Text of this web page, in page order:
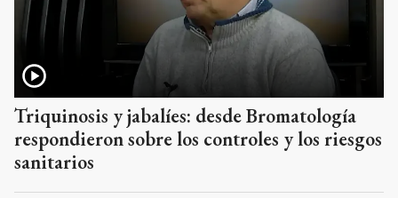
Triquinosis y jabalíes: desde Bromatología
respondieron sobre los controles y los riesgos
sanitarios